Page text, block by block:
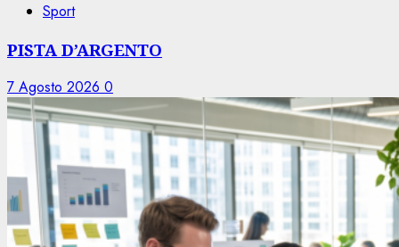
Sport
PISTA D’ARGENTO
7 Agosto 2026 0